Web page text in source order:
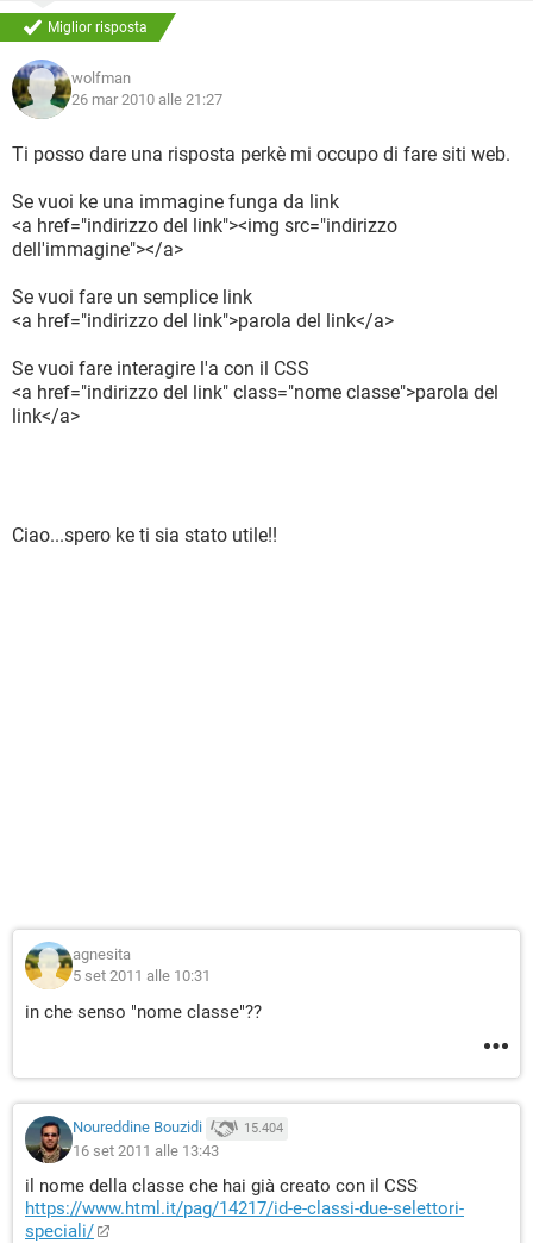
Miglior risposta
wolfman
26 mar 2010 alle 21:27
Ti posso dare una risposta perkè mi occupo di fare siti web.
Se vuoi ke una immagine funga da link
<a href="indirizzo del link"><img src="indirizzo
dell'immagine"></a>
Se vuoi fare un semplice link
<a href="indirizzo del link">parola del link</a>
Se vuoi fare interagire l'a con il CSS
<a href="indirizzo del link" class="nome classe">parola del
link</a>
Ciao...spero ke ti sia stato utile!!
agnesita
5 set 2011 alle 10:31
in che senso "nome classe"??
Noureddine Bouzidi 15.404
16 set 2011 alle 13:43
il nome della classe che hai già creato con il CSS
https://www.html.it/pag/14217/id-e-classi-due-selettori-
speciali/